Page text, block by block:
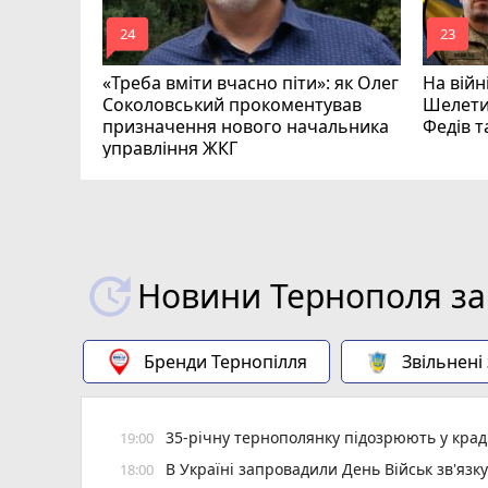
«Треба вміти вчасно піти»: як Олег
Соколовський прокоментував
призначення нового начальника
управління ЖКГ
mode_comment
24
На
Федів
mode_comment
23
Новини Тернополя за
Бренди Тернопілля
19:00 35-річну тернополянку підозрюють у
18:00 В Україні запровадили День Військ